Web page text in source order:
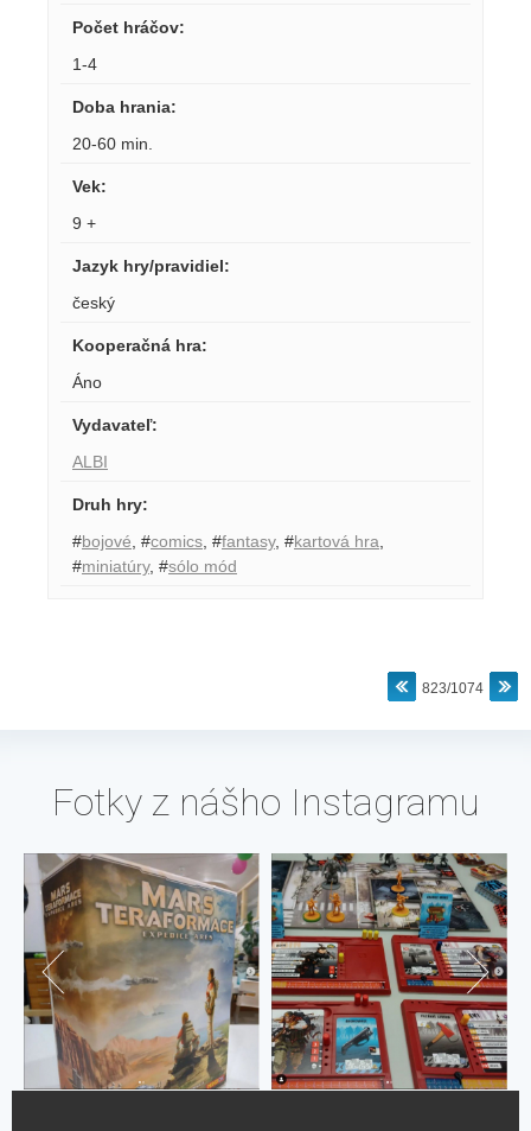
Počet hráčov:
1-4
Doba hrania:
20-60 min.
Vek:
9 +
Jazyk hry/pravidiel:
český
Kooperačná hra:
Áno
Vydavateľ:
ALBI
Druh hry:
#bojové #comics #fantasy, #kartová hra
#miniatúry, #sólo mód
823/1074
Fotky z nášho Instagramu